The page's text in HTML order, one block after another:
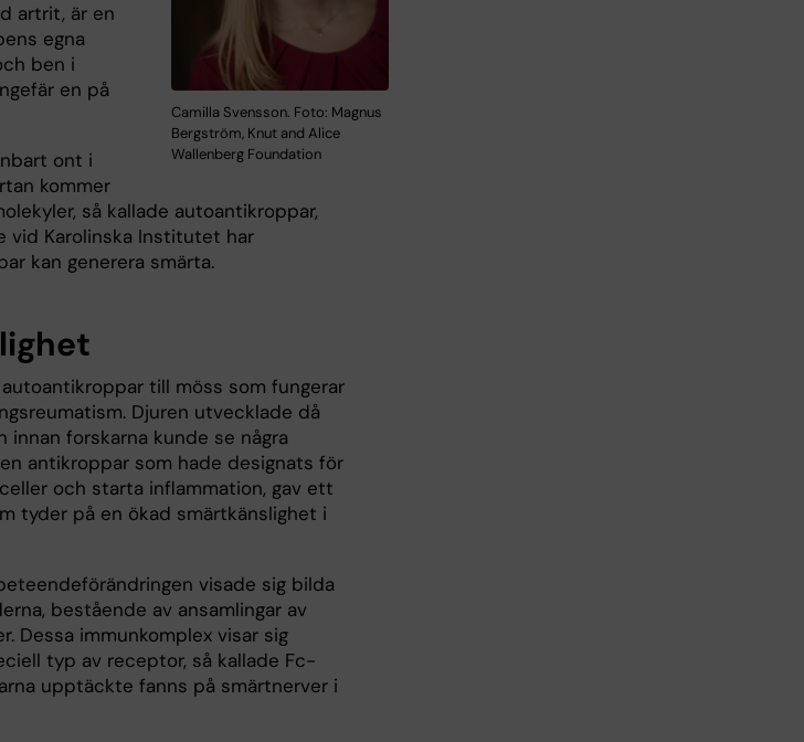
Camilla Svensson. Foto: Magnus
Bergström, Knut and Alice
Wallenberg Foundation
artrit, är en
egna
ben i
en på
ont i
kommer
så kallade autoantikroppar,
vid Karolinska Institutet har
kan generera smärta.
till möss som fungerar
Djuren utvecklade då
forskarna kunde se några
antikroppar som hade designats för
och starta inflammation, gav ett
tyder på en ökad smärtkänslighet i
visade sig bilda
bestående av ansamlingar av
Dessa immunkomplex visar sig
typ av receptor, så kallade Fc-
upptäckte fanns på smärtnerver i